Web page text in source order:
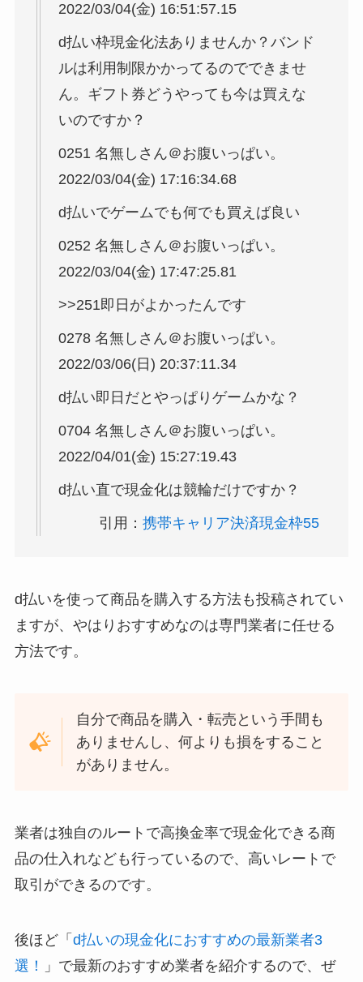
2022/03/04(金) 16:51:57.15
d払い枠現金化法ありませんか？バンド
ルは利用制限かかってるのでできませ
ん。ギフト券どうやっても今は買えな
いのですか？
0251 名無しさん＠お腹いっぱい。
2022/03/04(金) 17:16:34.68
d払いでゲームでも何でも買えば良い
0252 名無しさん＠お腹いっぱい。
2022/03/04(金) 17:47:25.81
>>251即日がよかったんです
0278 名無しさん＠お腹いっぱい。
2022/03/06(日) 20:37:11.34
d払い即日だとやっぱりゲームかな？
0704 名無しさん＠お腹いっぱい。
2022/04/01(金) 15:27:19.43
d払い直で現金化は競輪だけですか？
引用：携帯キャリア決済現金枠55
d払いを使って商品を購入する方法も投稿されてい
ますが、やはりおすすめなのは専門業者に任せる
方法です。
自分で商品を購入・転売という手間も
ありませんし、何よりも損をすること
がありません。
業者は独自のルートで高換金率で現金化できる商
品の仕入れなども行っているので、高いレートで
取引ができるのです。
後ほど「 d払いの現金化におすすめの最新業者3
選！
」で最新のおすすめ業者を紹介するので、ぜ